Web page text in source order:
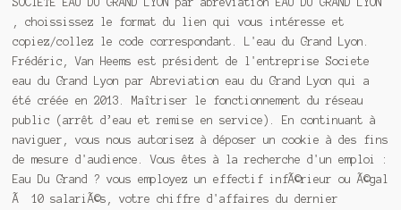
, choississez le format du lien qui vous intéresse et
copiez/collez le code correspondant. L'eau du Grand Lyon.
Frédéric, Van Heems est président de l'entreprise Societe
eau du Grand Lyon par Abreviation eau du Grand Lyon qui a
été créée en 2013. Maîtriser le fonctionnement du réseau
public (arrêt d’eau et remise en service). En continuant à
naviguer, vous nous autorisez à déposer un cookie à des fins
de mesure d'audience. Vous êtes à la recherche d'un emploi :
Eau Du Grand ? vous employez un effectif infÃ©rieur ou Ã©gal
Ã 10 salariÃ©s, votre chiffre d'affaires du dernier